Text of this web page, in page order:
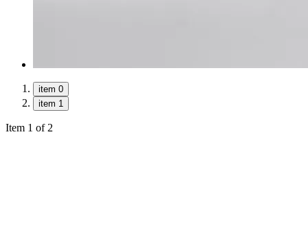
item 0
item 1
Item 1 of 2